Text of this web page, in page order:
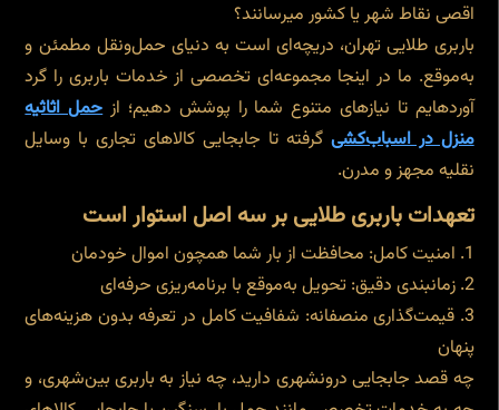
اقصی نقاط شهر یا کشور میرسانند؟
باربری طلایی تهران، دریچه‌ای است به دنیای حمل‌ونقل مطمئن و
به‌موقع. ما در اینجا مجموعه‌ای تخصصی از خدمات باربری را گرد
آوردهایم تا نیازهای متنوع شما را پوشش دهیم؛ ازحمل اثاثیه
منزل در اسباب‌کشی گرفته تا جابجایی کالاهای تجاری با وسایل
نقلیه مجهز و مدرن.
تعهدات باربری طلایی بر سه اصل استوار است
امنیت کامل: محافظت از بار شما همچون اموال خودمان
زمانبندی دقیق: تحویل به‌موقع با برنامه‌ریزی حرفه‌ای
قیمت‌گذاری منصفانه: شفافیت کامل در تعرفه بدون هزینه‌های
پنهان
چه قصد جابجایی درون‎شهری دارید، چه نیاز به باربری بین‌شهری، و